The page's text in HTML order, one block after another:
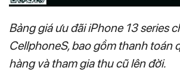
Bảng giá ưu đãi iPhone 13 series
CellphoneS, bao gồm thanh toán
hàng và tham gia thu cũ lên đời.